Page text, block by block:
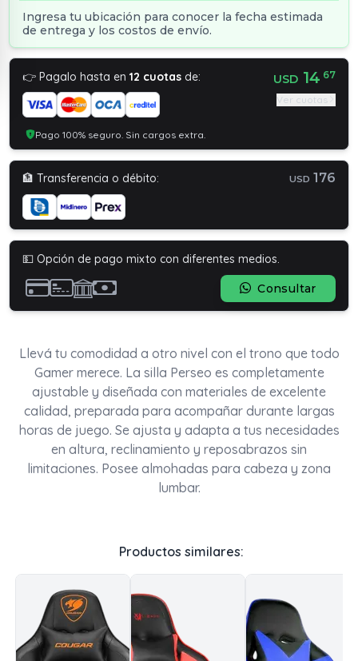
Ingresa tu ubicación para conocer la fecha estimada
de entrega y los costos de envío.
👉 Pagalo hasta en12 cuotas de:
Pago 100% seguro. Sin cargos extra.
USD 14 67
Ver cuotas
🏦 Transferencia o débito: USD 176
💵 Opción de pago mixto con diferentes medios.
Consultar
Llevá tu comodidad a otro nivel con el trono que todo
Gamer merece. La silla Perseo es completamente
ajustable y diseñada con materiales de excelente
calidad, preparada para acompañar durante largas
horas de juego. Se ajusta y adapta a tus necesidades
en altura, reclinamiento y reposabrazos sin
limitaciones. Posee almohadas para cabeza y zona
lumbar.
Productos similares: